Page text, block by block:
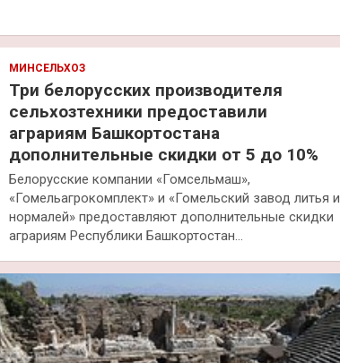
МИНСЕЛЬХОЗ
Три белорусских производителя
сельхозтехники предоставили
аграриям Башкортостана
дополнительные скидки от 5 до 10%
Белорусские компании «Гомсельмаш»,
«Гомельагрокомплект» и «Гомельский завод литья и
нормалей» предоставляют дополнительные скидки
аграриям Республики Башкортостан…